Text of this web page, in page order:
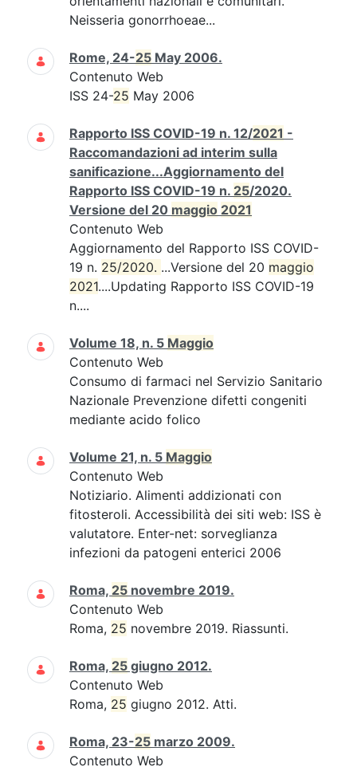
Neisseria gonorrhoeae...
Rome, 24-25 May 2006.
Contenuto Web
ISS 24-25 May 2006
Rapporto ISS COVID-19 n. 12/2021 -
Raccomandazioni ad interim sulla
sanificazione...Aggiornamento del
Rapporto ISS COVID-19 n. 25/2020.
Versione del 20 maggio 2021
Contenuto Web
Aggiornamento del Rapporto ISS COVID-
19 n. 25/2020. ...Versione del 20 maggio
2021....Updating Rapporto ISS COVID-19
n....
Volume 18, n. 5 Maggio
Contenuto Web
Consumo di farmaci nel Servizio Sanitario
Nazionale Prevenzione difetti congeniti
mediante acido folico
Volume 21, n. 5 Maggio
Contenuto Web
Notiziario. Alimenti addizionati con
fitosteroli. Accessibilità dei siti web: ISS è
valutatore. Enter-net: sorveglianza
infezioni da patogeni enterici 2006
Roma, 25 novembre 2019.
Contenuto Web
Roma, 25 novembre 2019. Riassunti.
Roma, 25 giugno 2012.
Contenuto Web
Roma, 25 giugno 2012. Atti.
Roma, 23-25 marzo 2009.
Contenuto Web